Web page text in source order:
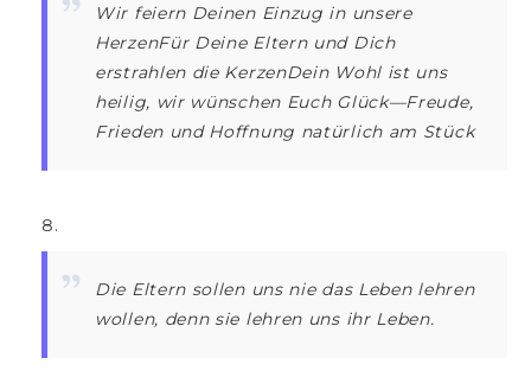
Wir feiern Deinen Einzug in unsere
HerzenFür Deine Eltern und Dich
erstrahlen die KerzenDein Wohl ist uns
heilig, wir wünschen Euch Glück—Freude,
Frieden und Hoffnung natürlich am Stück
Die Eltern sollen uns nie das Leben lehren
wollen, denn sie lehren uns ihr Leben.